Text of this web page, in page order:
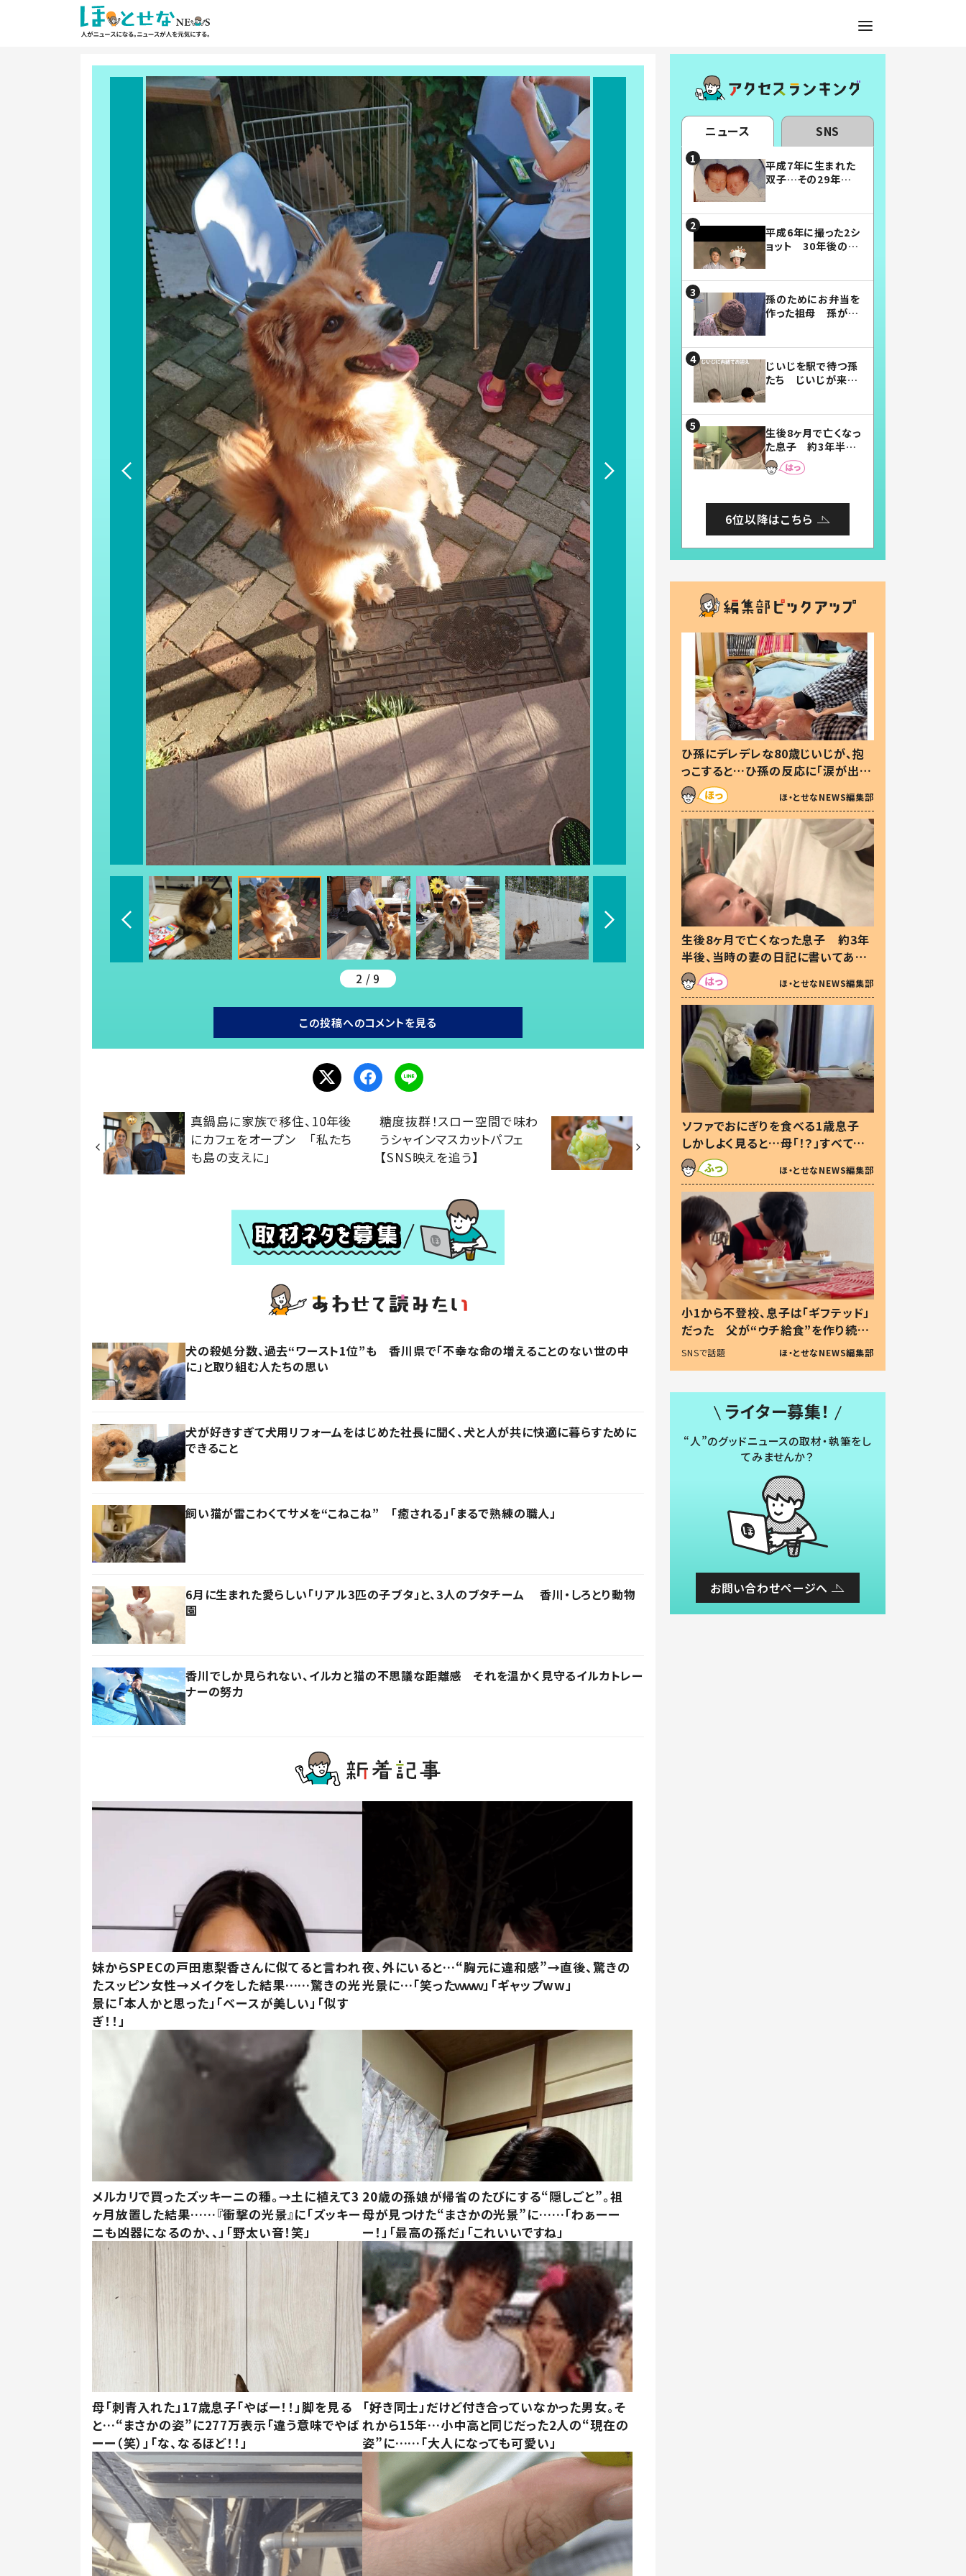
2 / 9
この投稿へのコメントを見る
真鍋島に家族で移住、10年後
にカフェをオープン 「私たち
も島の支えに」
糖度抜群！スロー空間で味わ
うシャインマスカットパフェ
【SNS映えを追う】
犬の殺処分数、過去“ワースト1位”も 香川県で「不幸な命の増えることのない世の中
に」と取り組む人たちの思い
犬が好きすぎて犬用リフォームをはじめた社長に聞く、犬と人が共に快適に暮らすために
できること
飼い猫が雷こわくてサメを“こねこね” 「癒される」「まるで熟練の職人」
6月に生まれた愛らしい「リアル3匹の子ブタ」と、3人のブタチーム 香川・しろとり動物
園
香川でしか見られない、イルカと猫の不思議な距離感 それを温かく見守るイルカトレー
ナーの努力
妹からSPECの戸田恵梨香さんに似てると言われ
たスッピン女性→メイクをした結果……驚きの光
景に「本人かと思った」「ベースが美しい」「似す
ぎ！！」
夜、外にいると…“胸元に違和感”→直後、驚きの
光景に…「笑ったｗｗｗ」「ギャップww」
メルカリで買ったズッキーニの種。→土に植えて3
ヶ月放置した結果……『衝撃の光景』に「ズッキー
ニも凶器になるのか、、」「野太い音！笑」
20歳の孫娘が帰省のたびにする“隠しごと”。祖
母が見つけた“まさかの光景”に……「わぁーー
ー！」「最高の孫だ」「これいいですね」
母「刺青入れた」17歳息子「やばー！！」脚を見る
と…“まさかの姿”に277万表示「違う意味でやば
ーー（笑）」「な、なるほど！！」
「好き同士」だけど付き合っていなかった男女。そ
れから15年…小中高と同じだった2人の“現在の
姿”に……「大人になっても可愛い」
ニュース SNS
平成7年に生まれた
双子…その29年後
平成6年に撮った2シ
ョット 30年後の姿
孫のためにお弁当を
作った祖母 孫が絶
じいじを駅で待つ孫
たち じいじが来た
まらない」「幸せにな
れる」
生後8ヶ月で亡くなっ
た息子 約3年半
後、当時の妻の日記
に書いてあった本音
6位以降はこちら
ひ孫にデレデレな80歳じいじが、抱
っこすると…ひ孫の反応に「涙が出ま
した」「可愛くて仕方ない」
ほ・とせなNEWS編集部
生後8ヶ月で亡くなった息子 約3年
半後、当時の妻の日記に書いてあっ
た本音とは
ほ・とせなNEWS編集部
ソファでおにぎりを食べる1歳息子
しかしよく見ると…母「！？」すべてを
察した母の投稿に「可愛いから許
す！」「現行犯〜」
ほ・とせなNEWS編集部
小1から不登校、息子は「ギフテッド」
だった 父が“ウチ給食”を作り続け
る理由とは #令和の親 #令和の子
SNSで話題 ほ・とせなNEWS編集部
ライター募集！
“人”のグッドニュースの取材・執筆をし
てみませんか？
お問い合わせページへ